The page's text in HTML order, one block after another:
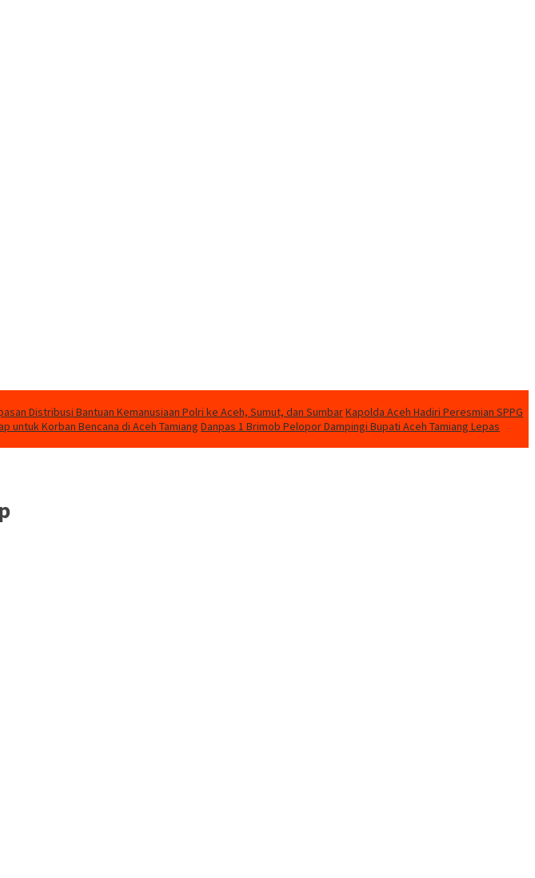
Distribusi Bantuan Kemanusiaan Polri ke Aceh, Sumut, dan SumbarKapolda Aceh Hadiri Peresmian SPPG
untuk Korban Bencana di Aceh Tamiang Danpas 1 Brimob Pelopor Dampingi Bupati Aceh Tamiang Lepas